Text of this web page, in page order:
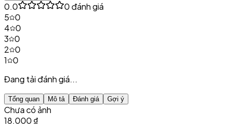
0.0 0 đánh giá
5 0
4 0
3 0
2 0
1
0
Đang tải đánh giá...
Tổng quan Mô tả Đánh giá Gợi ý
Chưa có ảnh
18.000 ₫